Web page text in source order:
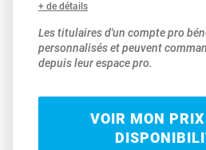
+ de détails
Les titulaires d'un compte pro
personnalisés et peuvent
depuis leur espace pro.
VOIR MON